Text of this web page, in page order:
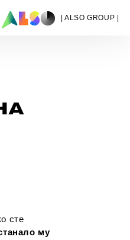
| ALSO GROUP |
сте
му